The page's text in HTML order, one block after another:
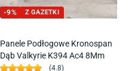
-9% Z GAZETKI
Panele Podłogowe Kronospan
Dąb Valkyrie K394 Ac4 8Mm
(4.8)